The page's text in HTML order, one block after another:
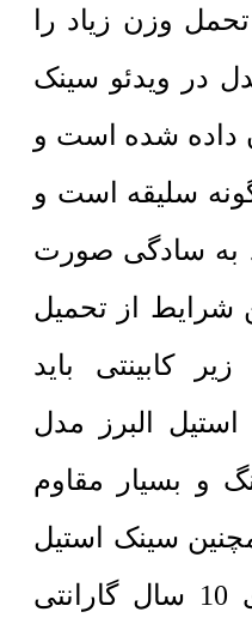
وزن زیاد را
در
ویدئو سینک
داده شده است و
سلیقه است و
به سادگی صورت
شرایط از تحمیل
کابینتی باید
البرز مدل
و بسیار مقاوم
سینک استیل
البرز مدل 905 دارای 10 سال گارانتی